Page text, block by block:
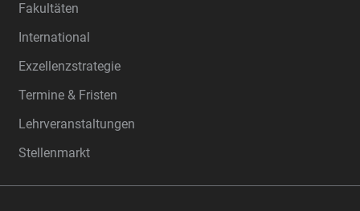
Fakultäten
International
Exzellenzstrategie
Termine & Fristen
Lehrveranstaltungen
Stellenmarkt